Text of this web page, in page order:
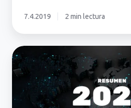
7.4.2019 2 min lectura
Resumen
2025:
Informe
sobre
ciberataques